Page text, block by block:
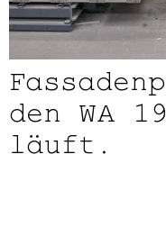
den WA
läuft.